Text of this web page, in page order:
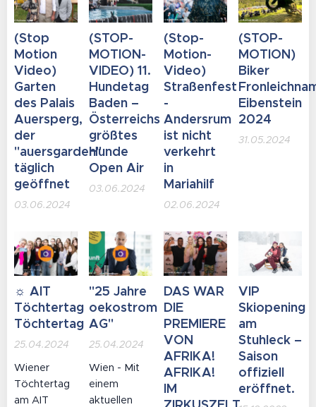
(Stop
Motion
Video)
Garten
des Palais
Auersperg,
der
"auersgarden"
täglich
geöffnet
03.06.2024
(STOP-
MOTION-
VIDEO) 11.
Hundetag
Baden –
Österreichs
größtes
Hunde
Open Air
03.06.2024
(Stop-
Motion-
Video)
Straßenfest
-
Andersrum
ist nicht
verkehrt
in
Mariahilf
02.06.2024
(STOP-
MOTION)
Biker
Eibenstein
2024
31.05.2024
☼ AIT
Töchtertag
Töchtertag
25.04.2024
Wiener
Töchtertag
am AIT
"25 Jahre
oekostrom
AG"
25.04.2024
Wien - Mit
einem
aktuellen
DAS WAR
DIE
PREMIERE
VON
AFRIKA!
AFRIKA!
IM
VIP
Skiopening
am
Stuhleck –
Saison
offiziell
eröffnet.